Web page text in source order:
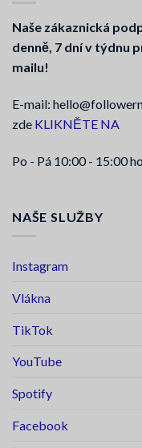
Naše zákaznická
denně, 7 dní v týdnu
mailu!
E-mail:
zde KLIKNĚTE NA
Po - Pá 10:00 - 15:00
NAŠE SLUŽBY
Instagram
Vlákna
TikTok
YouTube
Spotify
Facebook